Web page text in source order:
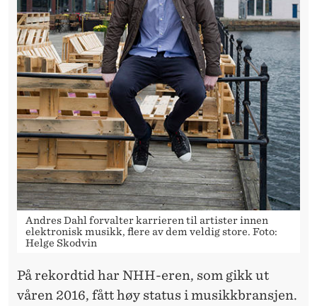
Andres Dahl forvalter karrieren til artister innen
elektronisk musikk, flere av dem veldig store. Foto:
Helge Skodvin
På rekordtid har NHH-eren, som gikk ut
våren 2016, fått høy status i musikkbransjen.